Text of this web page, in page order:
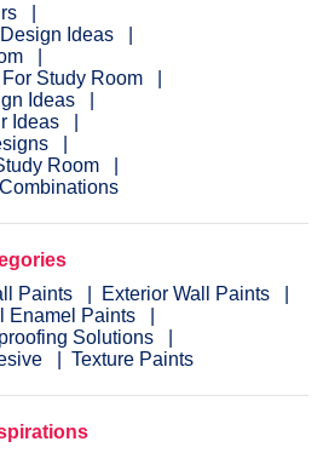
Ideas
Study Room
Ideas
Ideas
Room
Paints
Exterior Wall Paints
Enamel Paints
Solutions
Texture Paints